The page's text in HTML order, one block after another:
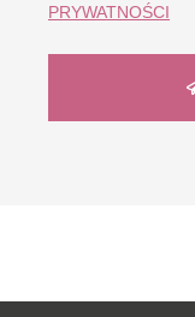
PRYWATNOŚCI